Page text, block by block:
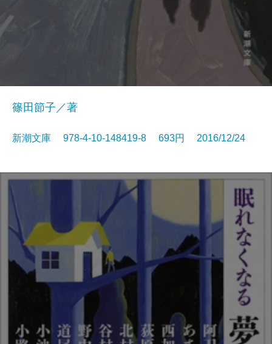
篠田節子／著
新潮文庫 978-4-10-148419-8 693円 2016/12/24